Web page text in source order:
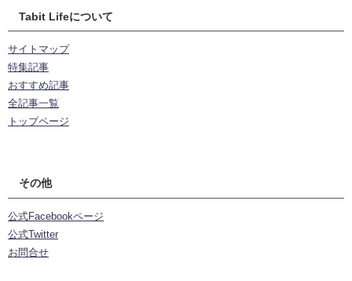
Tabit Lifeについて
サイトマップ
特集記事
おすすめ記事
全記事一覧
トップページ
その他
公式Facebookページ
公式Twitter
お問合せ